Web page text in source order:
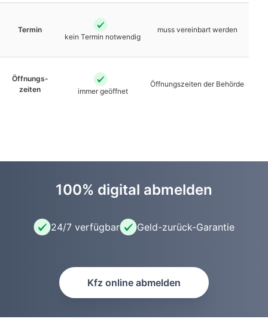
Termin
kein Termin notwendig
muss vereinbart werden
Öffnungs­
zeiten
immer geöffnet
Öffnungs­zeiten der Behörde
100% digital abmelden
24/7 verfügbar Geld-zurück-Garantie
Kfz online abmelden